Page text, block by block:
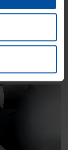
innovative
ist, die
verbessern,